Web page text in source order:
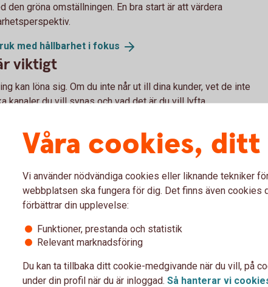
den gröna omställningen. En bra start är att värdera
med hållbarhet i fokus
viktigt
kan löna sig. Om du inte når ut ill dina kunder, vet de inte
kanaler du vill synas och vad det är du vill lyfta.
kring frågor som pension, ägar- eller
ska ta över gården när du inte längre vill eller kan driva
av oss i dessa frågor!
är lantbrukare
Våra cookies, ditt
Vi använder nödvändiga cookies eller liknande tekniker
webbplatsen ska fungera för dig. Det finns även cookies
förbättrar din upplevelse:
Funktioner, prestanda och statistik
Relevant marknadsföring
Du kan ta tillbaka ditt cookie-medgivande när du vill, på
under din profil när du är inloggad. Så hanterar vi